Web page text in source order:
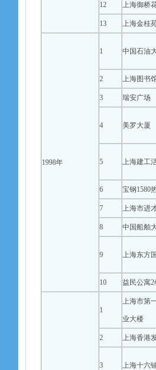
12 上海御桥
13 上海金桂
1998年
1 中国石油
2 上海图书
3 瑞安广场
4 美罗大厦
5 上海建工
6 宝钢1580
7 上海市进
8 中国船舶
9 上海东方
10 益民公寓
1
上海市第
业大楼
2 上海香港
3 上海十六